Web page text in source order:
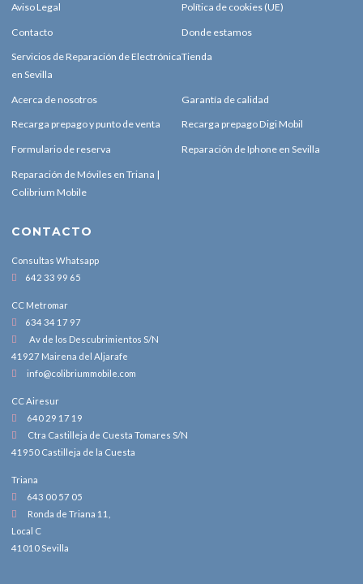
Aviso Legal Política de cookies (UE)
Contacto Donde estamos
Servicios de Reparación de Electrónica
en Sevilla
Tienda
Acerca de nosotros Garantía de calidad
Recarga prepago y punto de venta Recarga prepago Digi Mobil
Formulario de reserva Reparación de Iphone en Sevilla
Reparación de Móviles en Triana |
Colibrium Mobile
CONTACTO
Consultas Whatsapp
642 33 99 65
CC Metromar
634 34 17 97
Av de los Descubrimientos S/N
41927 Mairena del Aljarafe
info@colibriummobile.com
CC Airesur
640 29 17 19
Ctra Castilleja de Cuesta Tomares S/N
41950 Castilleja de la Cuesta
Triana
643 00 57 05
Ronda de Triana 11,
Local C
41010 Sevilla